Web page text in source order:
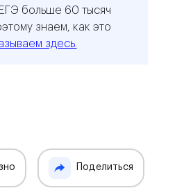
больше 60 тысяч
знаем, как это
здесь.
Поделиться